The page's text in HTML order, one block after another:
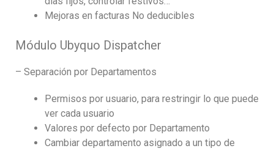
Mejoras en facturas No deducibles
Módulo Ubyquo Dispatcher
– Separación por Departamentos
Permisos por usuario, para restringir lo que puede
ver cada usuario
Valores por defecto por Departamento
Cambiar departamento asignado a un tipo de